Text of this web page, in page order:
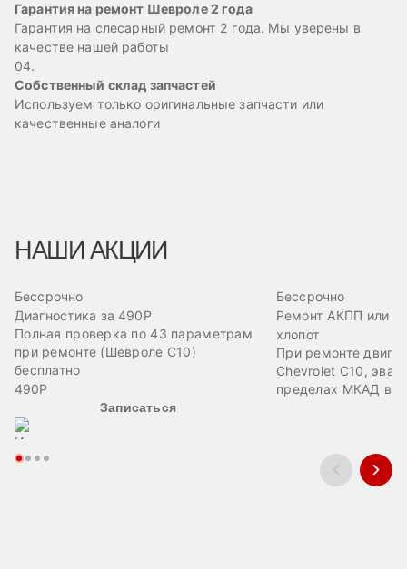
Гарантия на ремонт Шевроле 2 года
Гарантия на слесарный ремонт 2 года. Мы уверены в
качестве нашей работы
04.
Собственный склад запчастей
Используем только оригинальные запчасти или
качественные аналоги
НАШИ АКЦИИ
Бессрочно
Диагностика за 490Р
Полная проверка по 43 параметрам
при ремонте (Шевроле С10)
бесплатно
490Р
Записаться
Бессрочно
Ремонт АКПП или
хлопот
При ремонте
Chevrolet C10,
пределах МКАД в